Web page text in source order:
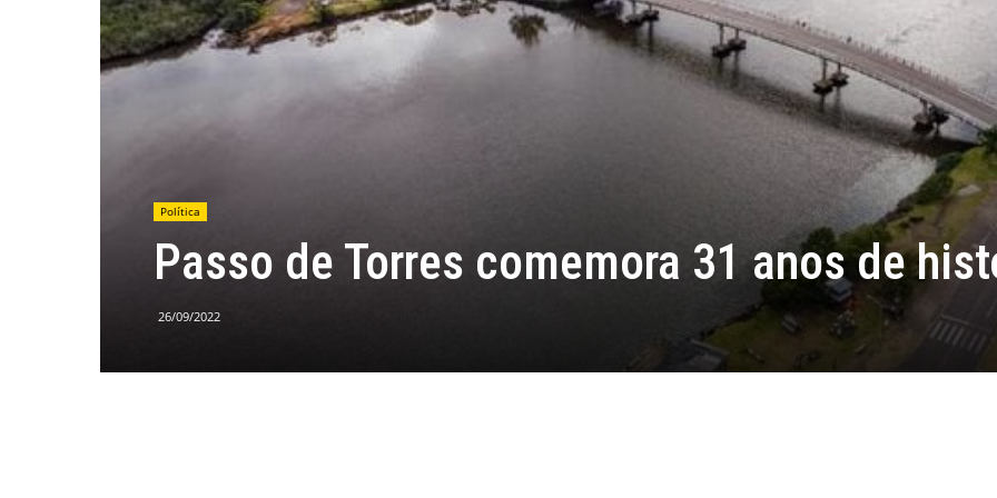
Política
Passo de Torres comemora 31 anos de
26/09/2022